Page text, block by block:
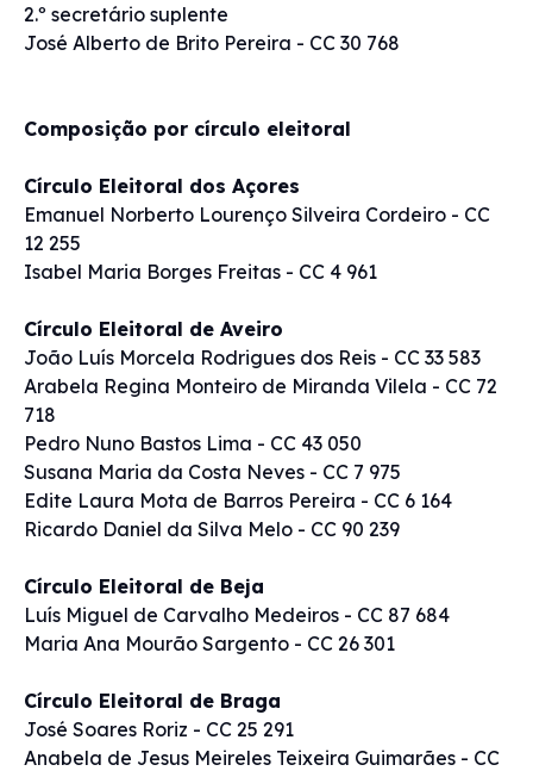
2.º secretário suplente
José Alberto de Brito Pereira - CC 30 768
Composição por círculo eleitoral
Círculo Eleitoral dos Açores
Emanuel Norberto Lourenço Silveira Cordeiro - CC
12 255
Isabel Maria Borges Freitas - CC 4 961
Círculo Eleitoral de Aveiro
João Luís Morcela Rodrigues dos Reis - CC 33 583
Arabela Regina Monteiro de Miranda Vilela - CC 72
718
Pedro Nuno Bastos Lima - CC 43 050
Susana Maria da Costa Neves - CC 7 975
Edite Laura Mota de Barros Pereira - CC 6 164
Ricardo Daniel da Silva Melo - CC 90 239
Círculo Eleitoral de Beja
Luís Miguel de Carvalho Medeiros - CC 87 684
Maria Ana Mourão Sargento - CC 26 301
Círculo Eleitoral de Braga
José Soares Roriz - CC 25 291
Anabela de Jesus Meireles Teixeira Guimarães - CC